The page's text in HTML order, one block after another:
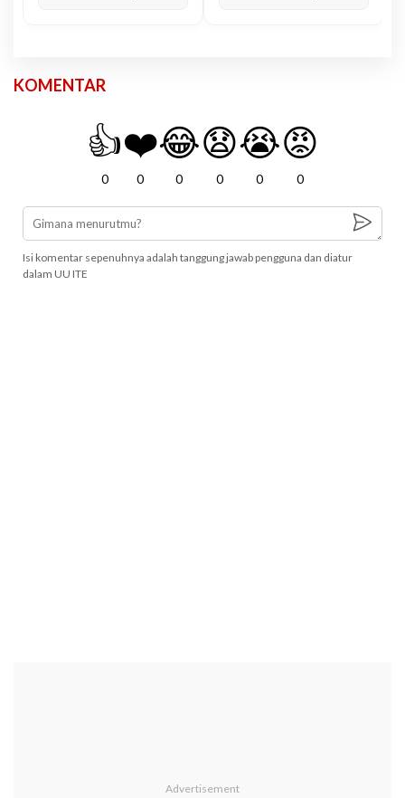
KOMENTAR
👍
0
❤️
0
😂
0
😧
0
😭
0
😡
0
Isi komentar sepenuhnya adalah tanggung jawab pengguna dan diatur
dalam UU ITE